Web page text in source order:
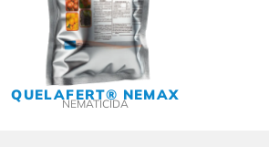
QUELAFERT® NEMAX
NEMATICIDA